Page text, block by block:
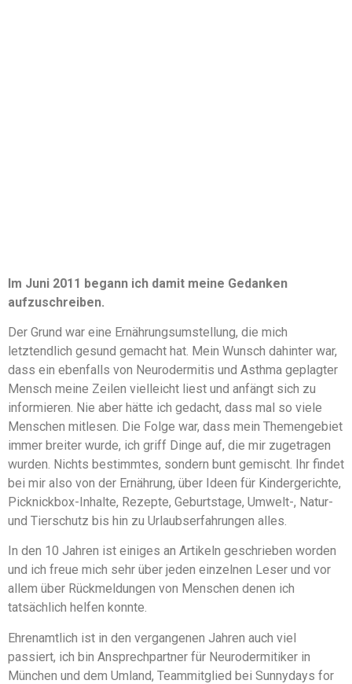
Im Juni 2011 begann ich damit meine Gedanken
aufzuschreiben.
Der Grund war eine Ernährungsumstellung, die mich
letztendlich gesund gemacht hat. Mein Wunsch dahinter war,
dass ein ebenfalls von Neurodermitis und Asthma geplagter
Mensch meine Zeilen vielleicht liest und anfängt sich zu
informieren. Nie aber hätte ich gedacht, dass mal so viele
Menschen mitlesen. Die Folge war, dass mein Themengebiet
immer breiter wurde, ich griff Dinge auf, die mir zugetragen
wurden. Nichts bestimmtes, sondern bunt gemischt. Ihr findet
bei mir also von der Ernährung, über Ideen für Kindergerichte,
Picknickbox-Inhalte, Rezepte, Geburtstage, Umwelt-, Natur-
und Tierschutz bis hin zu Urlaubserfahrungen alles.
In den 10 Jahren ist einiges an Artikeln geschrieben worden
und ich freue mich sehr über jeden einzelnen Leser und vor
allem über Rückmeldungen von Menschen denen ich
tatsächlich helfen konnte.
Ehrenamtlich ist in den vergangenen Jahren auch viel
passiert, ich bin Ansprechpartner für Neurodermitiker in
München und dem Umland, Teammitglied bei Sunnydays for